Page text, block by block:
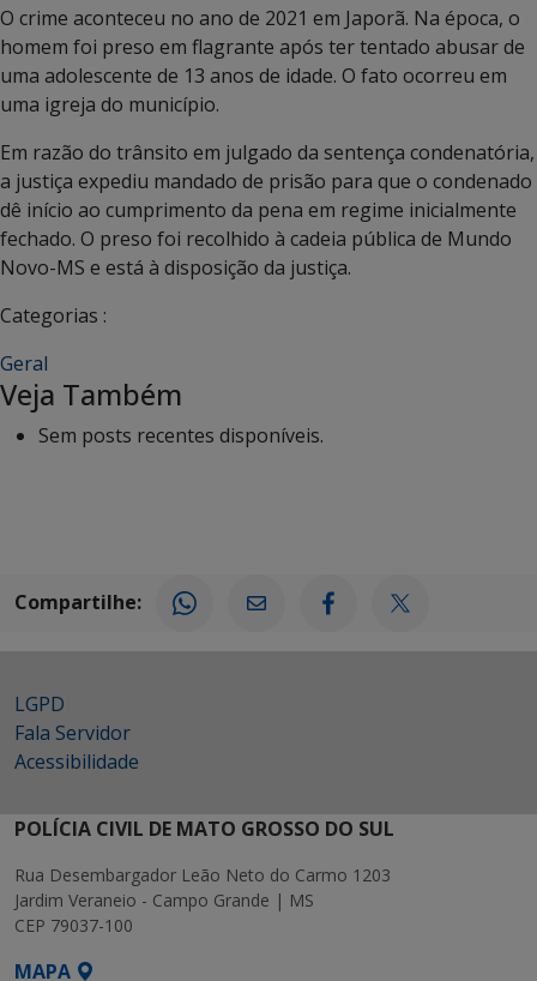
O crime aconteceu no ano de 2021 em Japorã. Na época, o
homem foi preso em flagrante após ter tentado abusar de
uma adolescente de 13 anos de idade. O fato ocorreu em
uma igreja do município.
Em razão do trânsito em julgado da sentença condenatória,
a justiça expediu mandado de prisão para que o condenado
dê início ao cumprimento da pena em regime inicialmente
fechado. O preso foi recolhido à cadeia pública de Mundo
Novo-MS e está à disposição da justiça.
Categorias :
Geral
Veja Também
Sem posts recentes disponíveis.
Compartilhe:
LGPD
Fala Servidor
Acessibilidade
POLÍCIA CIVIL DE MATO GROSSO DO SUL
Rua Desembargador Leão Neto do Carmo 1203
Jardim Veraneio - Campo Grande | MS
CEP 79037-100
MAPA